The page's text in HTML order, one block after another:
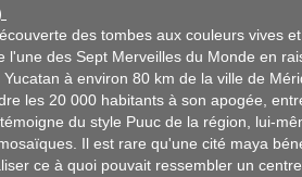
des tombes aux couleurs vives
l'une des Sept Merveilles du Monde en
à environ 80 km de la ville de
les 20 000 habitants à son apogée,
du style Puuc de la région, lui-
Il est rare qu'une cité maya
ce à quoi pouvait ressembler un